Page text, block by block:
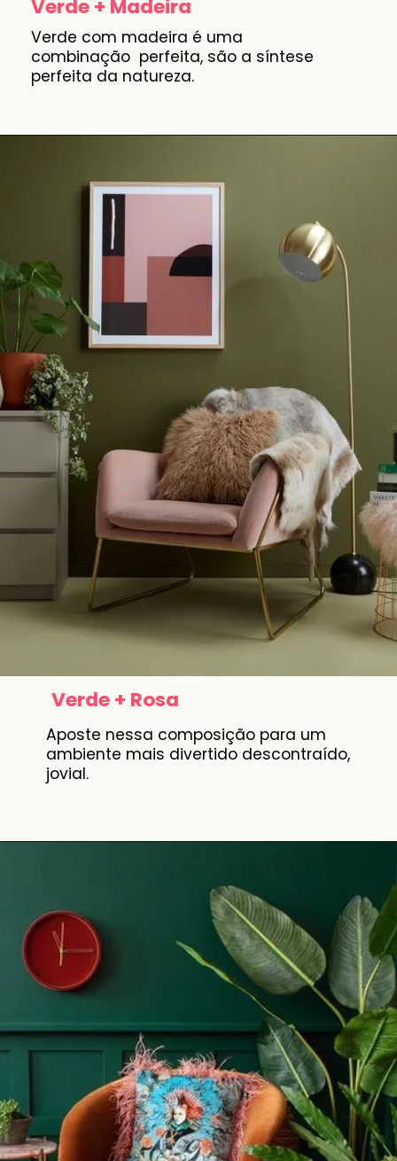
Verde + Madeira
Verde com madeira é uma
combinação perfeita, são a síntese
perfeita da natureza.
Verde + Rosa
Aposte nessa composição para um
ambiente mais divertido descontraído,
jovial.